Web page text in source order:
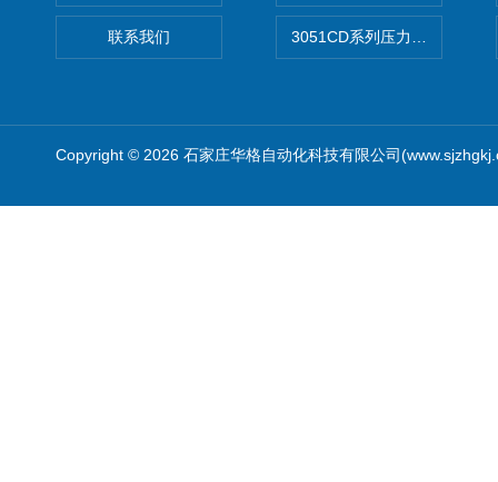
联系我们 3051CD系列压力变送器
Copyright © 2026 石家庄华格自动化科技有限公司